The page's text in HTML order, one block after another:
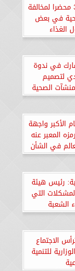
«الصحة» تحرر 352 محضرا لمخالفة
في بعض
الغذاء
في ندوة
لتصميم
الصحية
والقائمة
الأكبر واجهة
المعبر عنه
في الشأن
رئيس هيئة
التي
الشعبة
الاجتماع
للتنمية